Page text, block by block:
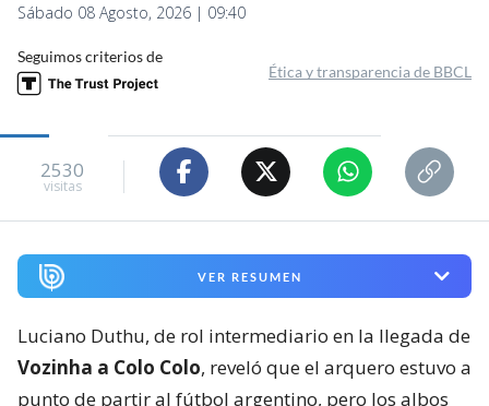
Sábado 08 Agosto, 2026 | 09:40
Seguimos criterios de
Ética y transparencia de BBCL
2530
visitas
VER RESUMEN
Luciano Duthu, de rol intermediario en la llegada de
Vozinha a Colo Colo, reveló que el arquero estuvo a
punto de partir al fútbol argentino, pero los albos